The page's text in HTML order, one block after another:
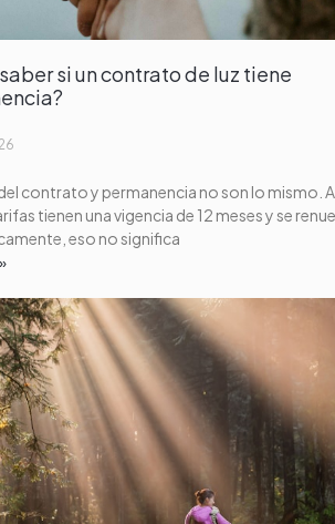
si un contrato de luz tiene
contrato y permanencia no son lo mismo.
tienen una vigencia de 12 meses y se
eso no significa